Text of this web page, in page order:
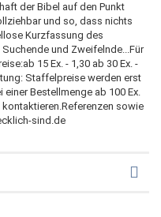
der Bibel auf den Punkt
und so, dass nichts
Kurzfassung des
und Zweifelnde...Für
15 Ex. - 1,30 ab 30 Ex. -
Staffelpreise werden erst
Bestellmenge ab 100 Ex.
sowie
sind.de